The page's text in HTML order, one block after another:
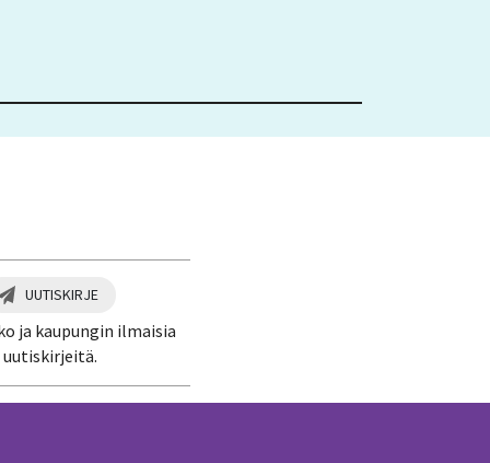
UUTISKIRJE
ja kaupungin ilmaisia
uutiskirjeitä.